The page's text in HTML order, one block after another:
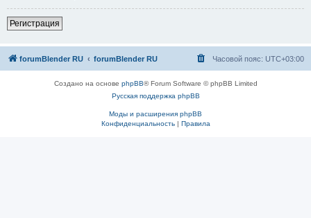
Регистрация
forumBlender RU forumBlender RU Часовой пояс: UTC+03:00
Создано на основе phpBB® Forum Software © phpBB Limited
Русская поддержка phpBB
Моды и расширения phpBB
Конфиденциальность| Правила